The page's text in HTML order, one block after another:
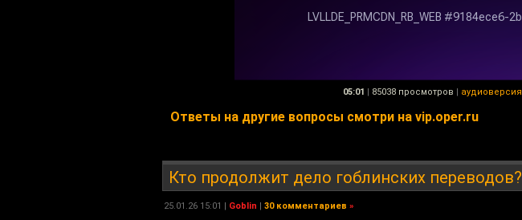
05:01 | 85038 просмотров | аудиоверсия
Ответы на другие вопросы смотри на vip.oper.ru
Кто продолжит дело гоблинских переводов?
25.01.26 15:01 | Goblin | 30 комментариев »